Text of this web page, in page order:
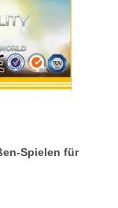
Spielen für